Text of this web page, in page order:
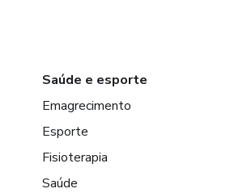
Saúde e esporte
Emagrecimento
Esporte
Fisioterapia
Saúde